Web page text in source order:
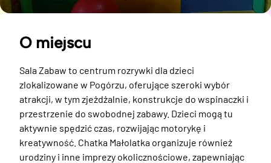
O miejscu
Sala Zabaw to centrum rozrywki dla dzieci
zlokalizowane w Pogórzu, oferujące szeroki wybór
atrakcji, w tym zjeżdżalnie, konstrukcje do wspinaczki i
przestrzenie do swobodnej zabawy. Dzieci mogą tu
aktywnie spędzić czas, rozwijając motorykę i
kreatywność. Chatka Małolatka organizuje również
urodziny i inne imprezy okolicznościowe, zapewniając